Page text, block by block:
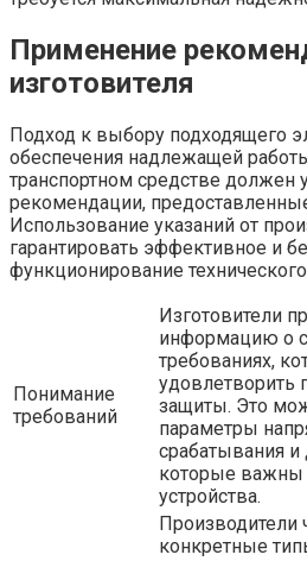
Применение
изготовителя
Подход к выбору подходящего
обеспечения надлежащей
транспортном средстве должен
рекомендации,
Использование указаний от
гарантировать эффективное и
функционирование
Понимание
требований
Изготовители
информацию о
требованиях,
удовлетворить
защиты. Это
параметры
срабатывания
которые важны
устройства.
Производители
конкретные